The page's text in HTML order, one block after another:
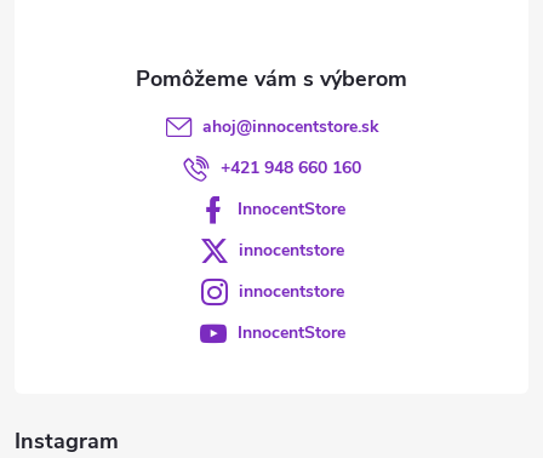
Instagram
ahoj@innocentstore.sk
+421 948 660 160
InnocentStore
innocentstore
innocentstore
InnocentStore